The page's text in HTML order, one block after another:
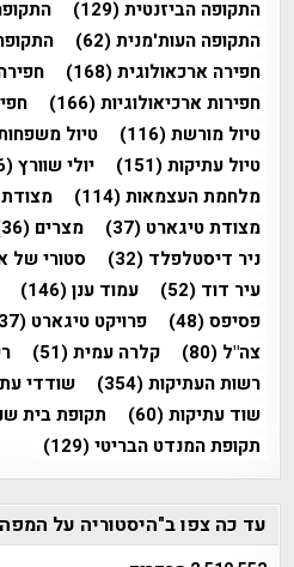
התקופה הביזנטית(129)
התקופה העות'מנית(62)
חפירה ארכאולוגית(168)
חפירות ארכיאולוגיות(166)
טיול מורשת(116) טיול
טיול עתיקות(151) יולי שוורץ(66)
מלחמת העצמאות(114)
מצודת טיגארט (37) מצרים (36)
ניר דיסטלפלד (32) סטורי של
עיר דוד (52) עמוד ענן(146)
פסיפס(48) פרויקט טיגארט (37)
צה"ל (80) קלרה עמית(51)
רשות העתיקות(354) שודדי
שוד עתיקות(60) תקופת בית
תקופת המנדט הבריטי(129)
עד כה צפו ב"היסטוריה על